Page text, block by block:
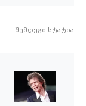
შემდეგი სტატია